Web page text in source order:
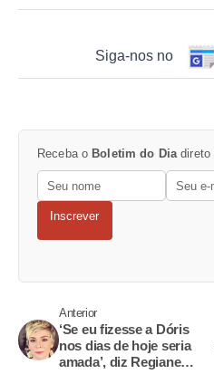
Siga-nos no
Receba o Boletim do Dia direto
Inscrever
Anterior
‘Se eu fizesse a Dóris
nos dias de hoje seria
amada’, diz Regiane